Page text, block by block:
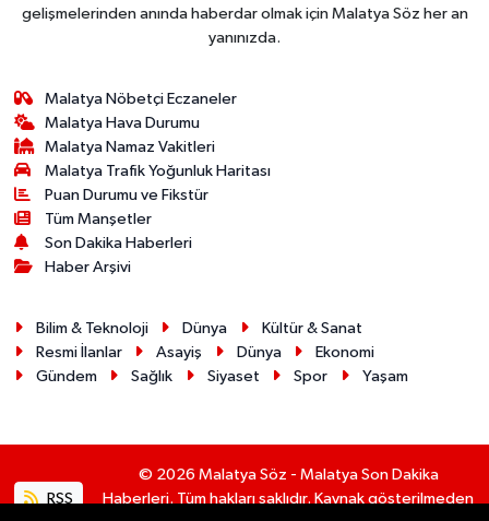
gelişmelerinden anında haberdar olmak için Malatya Söz her an
yanınızda.
Malatya Nöbetçi Eczaneler
Malatya Hava Durumu
Malatya Namaz Vakitleri
Malatya Trafik Yoğunluk Haritası
Puan Durumu ve Fikstür
Tüm Manşetler
Son Dakika Haberleri
Haber Arşivi
Bilim & Teknoloji Dünya
Kültür & Sanat
Resmi İlanlar
Asayiş Dünya
Ekonomi
Gündem
Sağlık Siyaset Spor Yaşam
RSS
© 2026 Malatya Söz - Malatya Son Dakika
Haberleri. Tüm hakları saklıdır. Kaynak gösterilmeden